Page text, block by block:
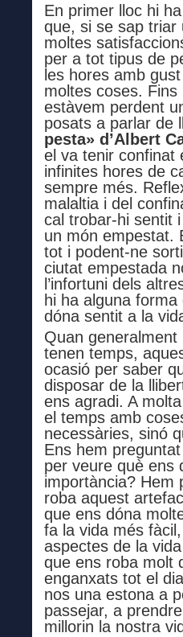
En primer lloc hi
que, si se sap triar
moltes
per a tot tipus de
les hores amb
moltes coses.
estàvem perdent
posats a parlar de
pesta» d’Albert
el va tenir confinat
infinites hores de
sempre més.
malaltia i del
cal trobar-hi sentit
un món empestat.
tot i podent-ne
ciutat empestada
l’infortuni dels
hi ha alguna forma
dóna sentit a la
Quan
tenen temps,
ocasió per saber
disposar de la
ens agradi. A
el temps amb
necessàries, sinó
Ens hem
per veure què ens
importància? Hem
roba aquest
que ens dóna
fa la vida més
aspectes de la
que ens roba molt
enganxats tot el
nos una estona a
passejar, a
millorin la nostra